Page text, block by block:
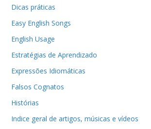
Dicas práticas
Easy English Songs
English Usage
Estratégias de Aprendizado
Expressões Idiomáticas
Falsos Cognatos
Histórias
Indice geral de artigos, músicas e vídeos